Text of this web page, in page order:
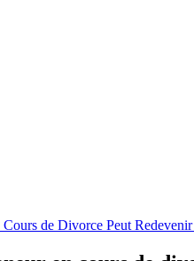
de Divorce Peut Redevenir